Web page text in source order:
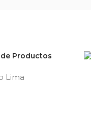
Productos
Lima